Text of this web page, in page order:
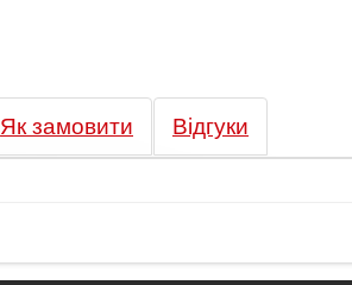
Як замовити Відгуки